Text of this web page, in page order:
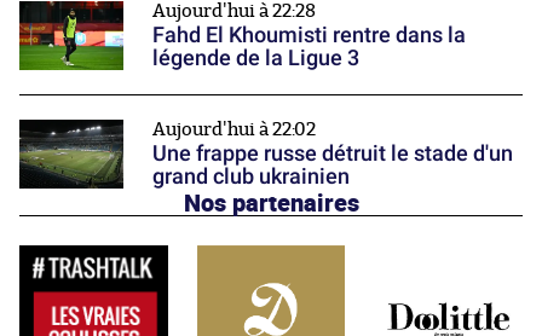
Aujourd'hui à 22:28
Fahd El Khoumisti rentre dans la
légende de la Ligue 3
Aujourd'hui à 22:02
Une frappe russe détruit le stade d'un
grand club ukrainien
Nos partenaires